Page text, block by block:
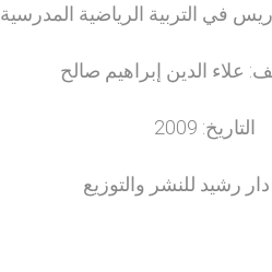
في التربية الرياضية المدرسية
علاء الدين إبراهيم صالح
التاريخ: 2009
دار رشيد للنشر والتوزيع